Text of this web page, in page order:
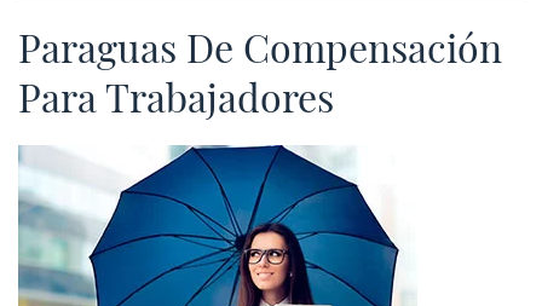
Paraguas De Compensación
Para Trabajadores